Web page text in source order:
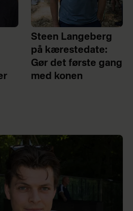
Steen Langeberg
på kærestedate:
Gør det første gang
med konen